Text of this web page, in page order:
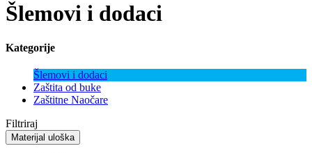
Šlemovi i dodaci
Kategorije
Šlemovi i dodaci
Zaštita od buke
Zaštitne Naočare
Filtriraj
Materijal uloška